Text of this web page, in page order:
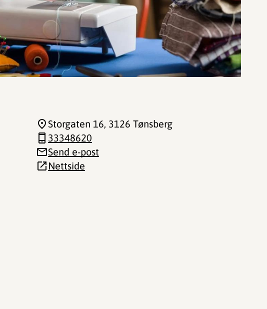
Storgaten 16, 3126 Tønsberg
33348620
Send e-post
Nettside